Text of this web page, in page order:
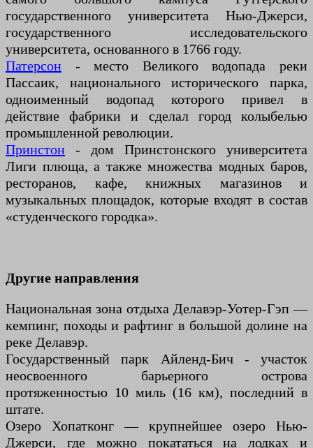
государственного университета Нью-Джерси,
государственного исследовательского
университета, основанного в 1766 году.
Патерсон - место Великого водопада реки
Пассаик, национального исторического парка,
одноименный водопад которого привел в
действие фабрики и сделал город колыбелью
промышленной революции.
Принстон - дом Принстонского университета
Лиги плюща, а также множества модных баров,
ресторанов, кафе, книжных магазинов и
музыкальных площадок, которые входят в состав
«студенческого городка».
Другие направления
Национальная зона отдыха Делавэр-Уотер-Гэп —
кемпинг, походы и рафтинг в большой долине на
реке Делавэр.
Государственный парк Айленд-Бич - участок
неосвоенного барьерного острова
протяженностью 10 миль (16 км), последний в
штате.
Озеро Хопатконг — крупнейшее озеро Нью-
Джерси, где можно покататься на лодках и